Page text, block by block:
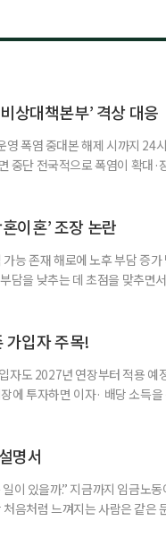
상대책본부’ 격상 대응
폭염 중대본 해제 시까지 24
중단 전국적으로 폭염이 확대·
이 전국적으로 확대되고 장기
이혼’ 조장 논란
능 존재 해로에 노후 부담 증
담을 낮추는 데 초점을 맞추면
진 것으로 보지만, 실제 이혼해
가입자 주목!
자도 2027년 연장부터 적용 예
에 투자하면 이자· 배당 소득
후 그대로 시행된다면 법 시행
명서
이 있을까.” 지금까지 임금노
처럼 느껴지는 사람은 같은